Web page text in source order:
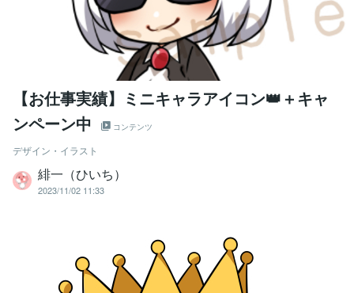
【お仕事実績】ミニキャラアイコン👑＋キャ
ンペーン中
コンテンツ
デザイン・イラスト
緋一（ひいち）
2023/11/02 11:33